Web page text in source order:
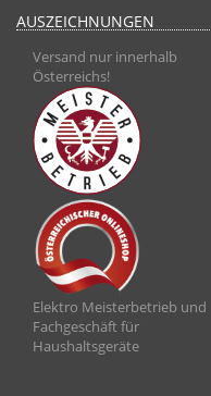
AUSZEICHNUNGEN
Versand nur innerhalb
Österreichs!
Elektro Meisterbetrieb und
Fachgeschäft für
Haushaltsgeräte